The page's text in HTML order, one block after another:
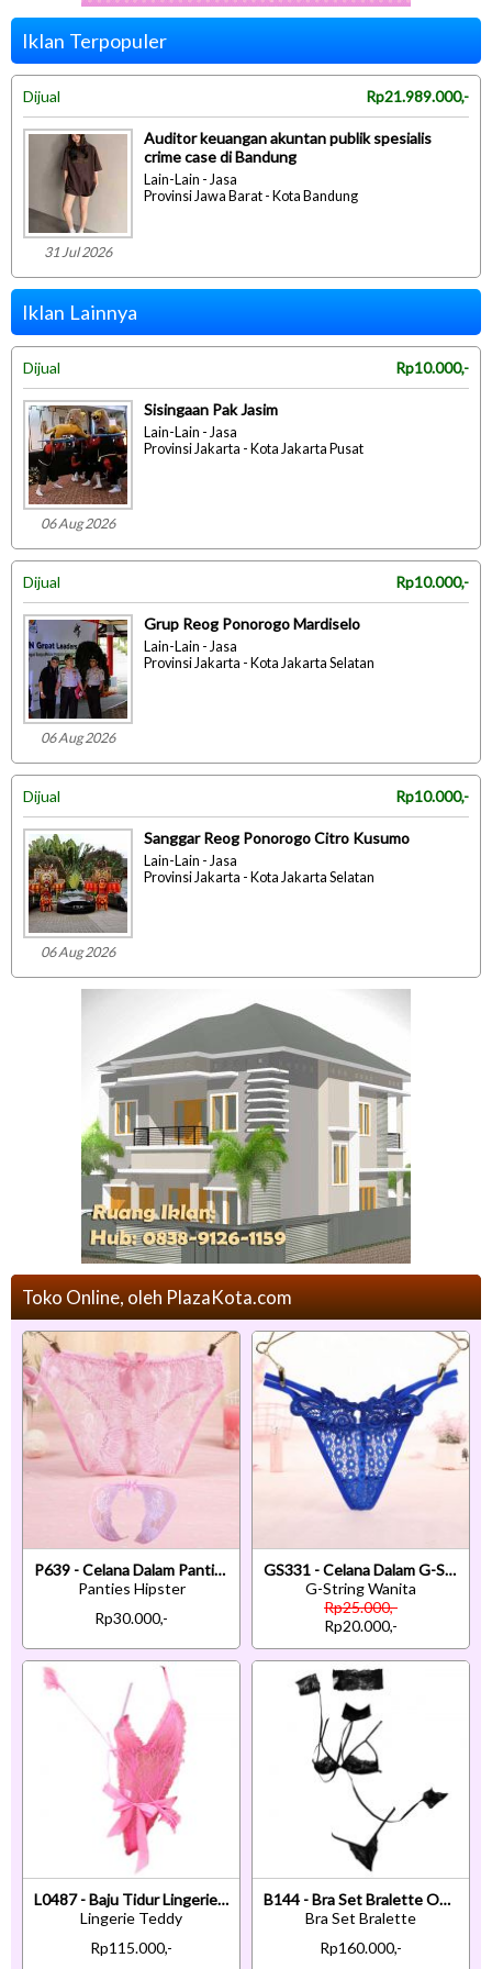
Iklan Terpopuler
Dijual Rp21.989.000,-
31 Jul 2026
Auditor keuangan akuntan publik spesialis
crime case di Bandung
Lain-Lain - Jasa
Provinsi Jawa Barat - Kota Bandung
Iklan Lainnya
Dijual Rp10.000,-
06 Aug 2026
Sisingaan Pak Jasim
Lain-Lain - Jasa
Provinsi Jakarta - Kota Jakarta Pusat
Dijual Rp10.000,-
06 Aug 2026
Grup Reog Ponorogo Mardiselo
Lain-Lain - Jasa
Provinsi Jakarta - Kota Jakarta Selatan
Dijual Rp10.000,-
06 Aug 2026
Sanggar Reog Ponorogo Citro Kusumo
Lain-Lain - Jasa
Provinsi Jakarta - Kota Jakarta Selatan
Toko Online, oleh PlazaKota.com
P639 - Celana Dalam Panties Hipster Pink Transparan Terbuka Belakang
Panties Hipster
Rp30.000,-
GS331 - Celana Dalam G-String Wanita T-Back Tali 2 Biru
G-String Wanita
Rp25.000,-
Rp20.000,-
L0487 - Baju Tidur Lingerie Teddy Bodysuit Dress Halter Magenta Transparan Tali Ikat Tangan
Lingerie Teddy
Rp115.000,-
B144 - Bra Set Bralette Open Cup Hitam Celana Dalam Crotchless Penutup Mata Tali Ikat Tangan
Bra Set Bralette
Rp160.000,-